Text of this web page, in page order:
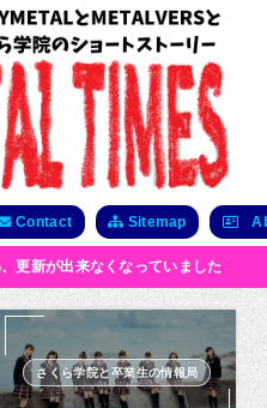
Contact Sitemap
更新が出来なくなっていました
さくら学院と卒業生の情報局